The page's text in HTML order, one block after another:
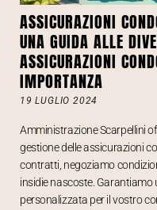
ASSICURAZIONI
UNA GUIDA ALLE
ASSICURAZIONI
IMPORTANZA
19 LUGLIO 2024
Amministrazione Scarpellini
gestione delle assicurazioni
contratti, negoziamo
insidie nascoste.
personalizzata per il vostro